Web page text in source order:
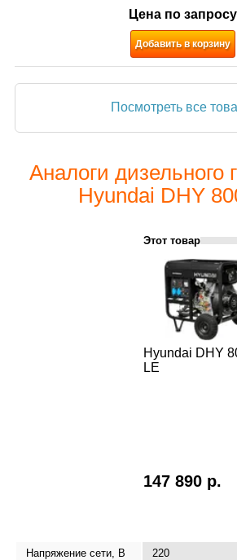
Цена по запросу
Добавить в корзину
Посмотреть все
Аналоги дизельного
Hyundai DHY
Этот товар
Hyundai DHY
LE
147 890 р.
Напряжение сети, В 220